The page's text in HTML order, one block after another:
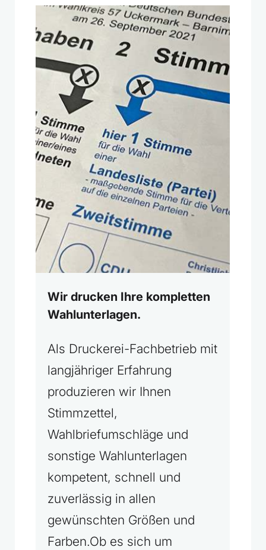
Wir drucken Ihre kompletten
Wahlunterlagen.
Als Druckerei-Fachbetrieb mit
langjähriger Erfahrung
produzieren wir Ihnen
Stimmzettel,
Wahlbriefumschläge und
sonstige Wahlunterlagen
kompetent, schnell und
zuverlässig in allen
gewünschten Größen und
Farben.Ob es sich um